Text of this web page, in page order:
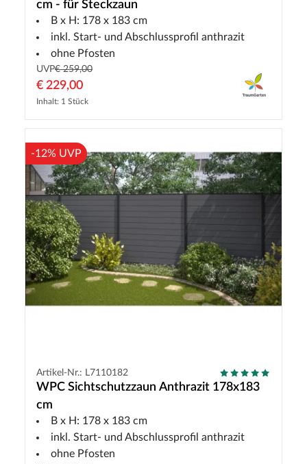
cm - für Steckzaun
B x H: 178 x 183 cm
inkl. Start- und Abschlussprofil anthrazit
ohne Pfosten
UVP€ 259,00
€ 229,00
Inhalt: 1 Stück
-12% UVP
Artikel-Nr.: L7110182
WPC Sichtschutzzaun Anthrazit 178x183
cm
B x H: 178 x 183 cm
inkl. Start- und Abschlussprofil anthrazit
ohne Pfosten